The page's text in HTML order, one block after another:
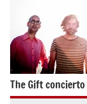
The Gift